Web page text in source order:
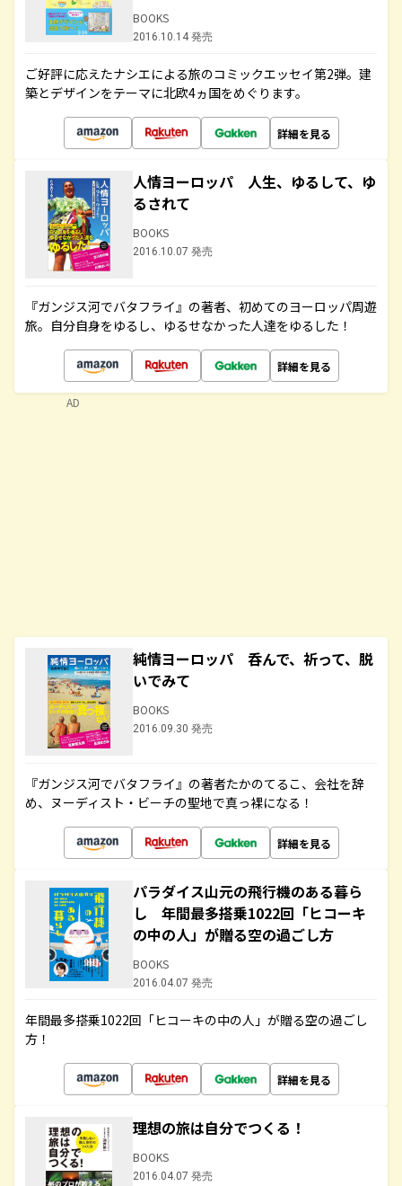
BOOKS
2016.10.14 発売
ご好評に応えたナシエによる旅のコミックエッセイ第2弾。建
築とデザインをテーマに北欧4ヵ国をめぐります。
詳細を見る
人情ヨーロッパ 人生、ゆるして、ゆ
るされて
BOOKS
2016.10.07 発売
『ガンジス河でバタフライ』の著者、初めてのヨーロッパ周遊
旅。自分自身をゆるし、ゆるせなかった人達をゆるした！
詳細を見る
純情ヨーロッパ 呑んで、祈って、脱
いでみて
BOOKS
2016.09.30 発売
『ガンジス河でバタフライ』の著者たかのてるこ、会社を辞
め、ヌーディスト・ビーチの聖地で真っ裸になる！
詳細を見る
パラダイス山元の飛行機のある暮ら
し 年間最多搭乗1022回「ヒコーキ
の中の人」が贈る空の過ごし方
BOOKS
2016.04.07 発売
年間最多搭乗1022回「ヒコーキの中の人」が贈る空の過ごし
方！
詳細を見る
理想の旅は自分でつくる！
BOOKS
2016.04.07 発売
AD